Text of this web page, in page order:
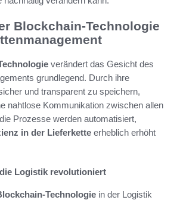
Blockchain-Technologie
verändert das Gesicht des
grundlegend. Durch ihre
und transparent zu speichern,
nahtlose Kommunikation zwischen allen
Prozesse werden automatisiert,
in der Lieferkette erheblich erhöht
Logistik revolutioniert
Technologie in der Logistik